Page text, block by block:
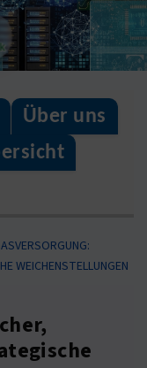
Über uns
WEICHENSTELLUNGEN